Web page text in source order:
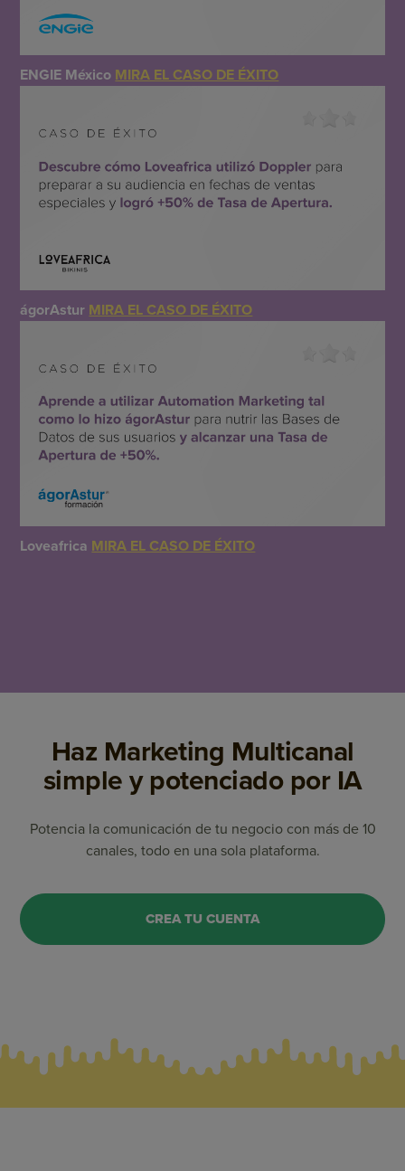
ENGIE México MIRA EL CASO DE ÉXITO
ágorAstur MIRA EL CASO DE ÉXITO
Loveafrica MIRA EL CASO DE ÉXITO
Haz Marketing Multicanal
simple y potenciado por IA
Potencia la comunicación de tu negocio con más de 10
canales, todo en una sola plataforma.
CREA TU CUENTA